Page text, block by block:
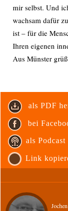
mir selbst. Und
wachsam dafür
ist – für die
Ihren eigenen
Aus Münster
als PDF
bei
als
Link